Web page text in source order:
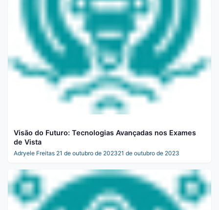
Visão do Futuro: Tecnologias Avançadas nos Exames
de Vista
Adryele Freitas 21 de outubro de 202321 de outubro de 2023